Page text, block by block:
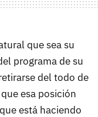
que sea su
programa de su
del todo de
esa posición
está haciendo